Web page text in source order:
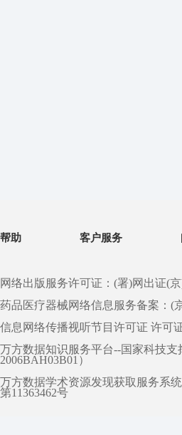
帮助 客户服务
网络出版服务许可证：(署)网出证(
药品医疗器械网络信息服务备案：(
信息网络传播视听节目许可证 许可
万方数据知识服务平台--国家科技支
2006BAH03B01）
万方数据学术资源发现获取服务系
第11363462号